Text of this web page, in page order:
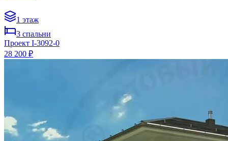
1 этаж
3 спальни
Проект I-3092-0
28 200 ₽